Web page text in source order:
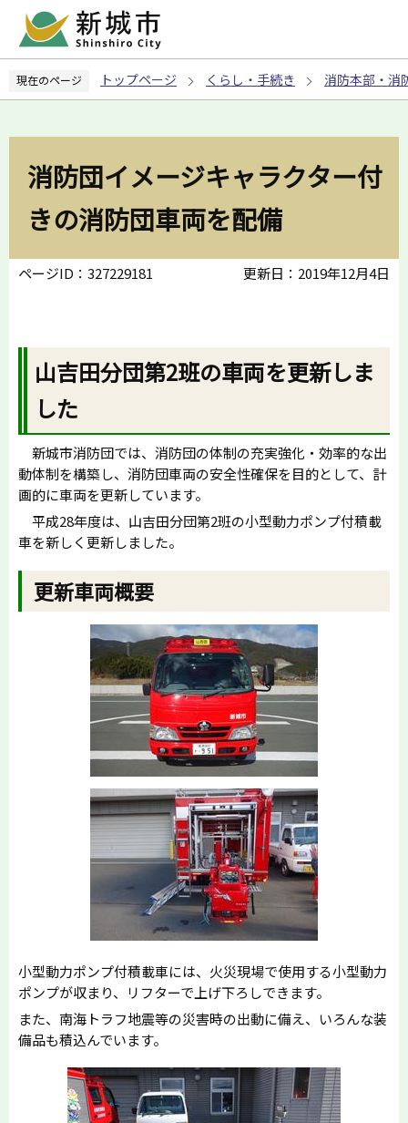
ペ
の
現在のページ トップページ くらし・手続き 消防本部・消
消防団イメージキャラクター付
きの消防団車両を配備
ページID：327229181 更新日：2019年12月4日
山吉田分団第2班の車両を更新しま
した
新城市消防団では、消防団の体制の充実強化・効率的な出
動体制を構築し、消防団車両の安全性確保を目的として、計
画的に車両を更新しています。
平成28年度は、山吉田分団第2班の小型動力ポンプ付積載
車を新しく更新しました。
更新車両概要
小型動力ポンプ付積載車には、火災現場で使用する小型動力
ポンプが収まり、リフターで上げ下ろしできます。
また、南海トラフ地震等の災害時の出動に備え、いろんな装
備品も積込んでいます。